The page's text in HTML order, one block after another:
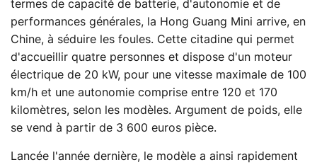
termes de capacité de batterie, d'autonomie et de
performances générales, la Hong Guang Mini arrive, en
Chine, à séduire les foules. Cette citadine qui permet
d'accueillir quatre personnes et dispose d'un moteur
électrique de 20 kW, pour une vitesse maximale de 100
km/h et une autonomie comprise entre 120 et 170
kilomètres, selon les modèles. Argument de poids, elle
se vend à partir de 3 600 euros pièce.
Lancée l'année dernière, le modèle a ainsi rapidement